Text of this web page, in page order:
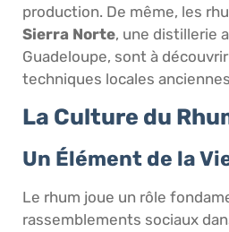
production. De même, les
Sierra Norte, une distillerie
Guadeloupe, sont à
techniques locales
La Culture du
Un Élément de la
Le rhum joue un rôle
rassemblements sociaux